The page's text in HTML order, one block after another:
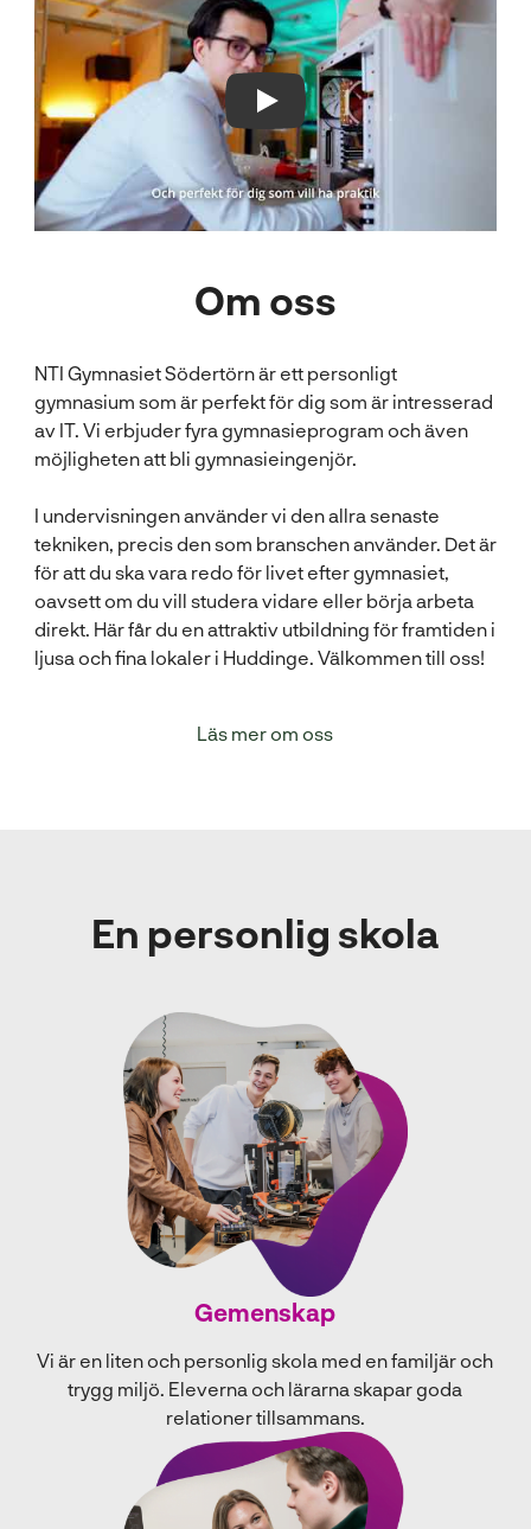
Om oss
NTI Gymnasiet Södertörn är ett personligt
gymnasium som är perfekt för dig som är intresserad
av IT. Vi erbjuder fyra gymnasieprogram och även
möjligheten att bli gymnasieingenjör.
I undervisningen använder vi den allra senaste
tekniken, precis den som branschen använder. Det är
för att du ska vara redo för livet efter gymnasiet,
oavsett om du vill studera vidare eller börja arbeta
direkt. Här får du en attraktiv utbildning för framtiden i
ljusa och fina lokaler i Huddinge. Välkommen till oss!
Läs mer om oss
Play Video
En personlig skola
Gemenskap
Vi är en liten och personlig skola med en familjär och
trygg miljö. Eleverna och lärarna skapar goda
relationer tillsammans.